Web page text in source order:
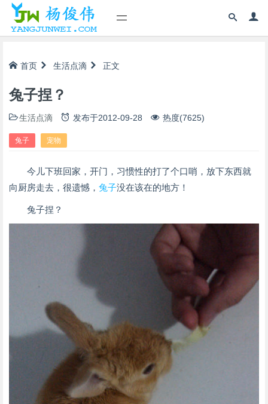
首页 生活点滴 正文
兔子捏？
生活点滴 发布于2012-09-28 热度(7625)
兔子 宠物
今儿下班回家，开门，习惯性的打了个口哨，放下东西就
向厨房走去，很遗憾， 兔子没在该在的地方！
兔子捏？